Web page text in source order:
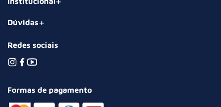
Dúvidas
Redes sociais
Formas de pagamento